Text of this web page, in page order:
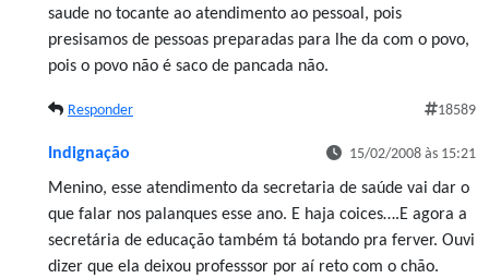
saude no tocante ao atendimento ao pessoal, pois
presisamos de pessoas preparadas para lhe da com o povo,
pois o povo não é saco de pancada não.
Responder 18589
Indignação 15/02/2008 às 15:21
Menino, esse atendimento da secretaria de saúde vai dar o
que falar nos palanques esse ano. E haja coices….E agora a
secretária de educação também tá botando pra ferver. Ouvi
dizer que ela deixou professsor por aí reto com o chão.